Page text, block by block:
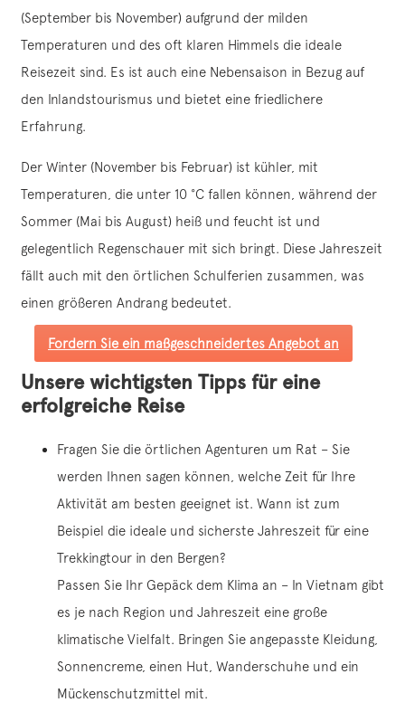
(September bis November) aufgrund der milden
Temperaturen und des oft klaren Himmels die ideale
Reisezeit sind. Es ist auch eine Nebensaison in Bezug auf
den Inlandstourismus und bietet eine friedlichere
Erfahrung.
Der Winter (November bis Februar) ist kühler, mit
Temperaturen, die unter 10 °C fallen können, während der
Sommer (Mai bis August) heiß und feucht ist und
gelegentlich Regenschauer mit sich bringt. Diese Jahreszeit
fällt auch mit den örtlichen Schulferien zusammen, was
einen größeren Andrang bedeutet.
Fordern Sie ein maßgeschneidertes Angebot an
Unsere wichtigsten Tipps für eine
erfolgreiche Reise
Fragen Sie die örtlichen Agenturen um Rat – Sie
werden Ihnen sagen können, welche Zeit für Ihre
Aktivität am besten geeignet ist. Wann ist zum
Beispiel die ideale und sicherste Jahreszeit für eine
Trekkingtour in den Bergen?
Passen Sie Ihr Gepäck dem Klima an – In Vietnam gibt
es je nach Region und Jahreszeit eine große
klimatische Vielfalt. Bringen Sie angepasste Kleidung,
Sonnencreme, einen Hut, Wanderschuhe und ein
Mückenschutzmittel mit.